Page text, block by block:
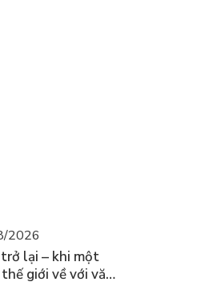
2026
lại – khi một
giới về với văn